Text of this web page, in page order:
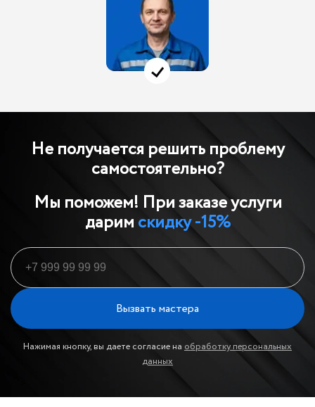
Не получается решить проблему
самостоятельно?
Мы поможем! При заказе услуги
дарим скидку -15%
Вызвать мастера
Нажимая кнопку, вы даете согласие на обработку персональных
данных